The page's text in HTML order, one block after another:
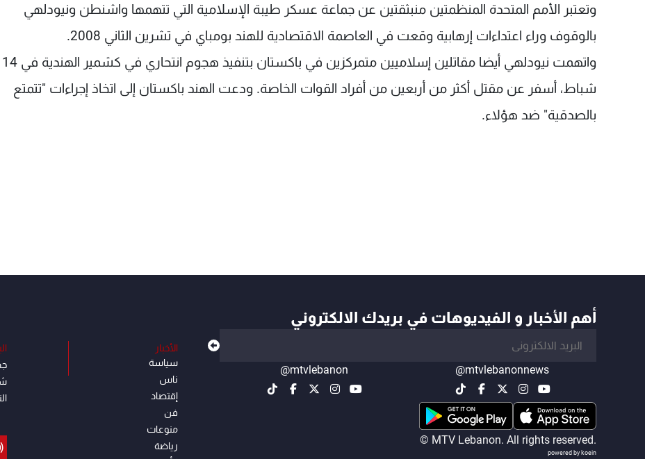
وتعتبر الأمم المتحدة المنظمتين منبثقتين عن جماعة عسكر طيبة الإسلامية التي تتهمها واشنطن ونيودلهي
بالوقوف وراء اعتداءات إرهابية وقعت في العاصمة الاقتصادية للهند بومباي في تشرين الثاني 2008.
واتهمت نيودلهي أيضا مقاتلين إسلاميين متمركزين في باكستان بتنفيذ هجوم انتحاري في كشمير الهندية في 14
شباط، أسفر عن مقتل أكثر من أربعين من أفراد القوات الخاصة. ودعت الهند باكستان إلى اتخاذ إجراءات "تتمتع
بالصدقية" ضد هؤلاء.
أهم الأخبار و الفيديوهات في بريدك الالكتروني
@mtvlebanonnews
@mtvlebanon
© MTV Lebanon. All rights reserved.
powered by koein
الأخبار
سياسة
ناس
إقتصاد
فن
منوعات
رياضة